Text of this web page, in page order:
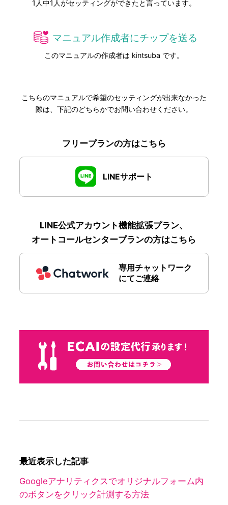
1 人中1 人がセッティングができたと言っています。
マニュアル作成者にチップを送る
このマニュアルの作成者は kintsuba です。
こちらのマニュアルで希望のセッティングが出来なかった
際は、下記のどちらかでお問い合わせください。
フリープランの方はこちら
LINEサポート
LINE公式アカウント機能拡張プラン、
オートコールセンタープランの方はこちら
専用チャットワーク
にてご連絡
最近表示した記事
Googleアナリティクスでオリジナルフォーム内
のボタンをクリック計測する方法